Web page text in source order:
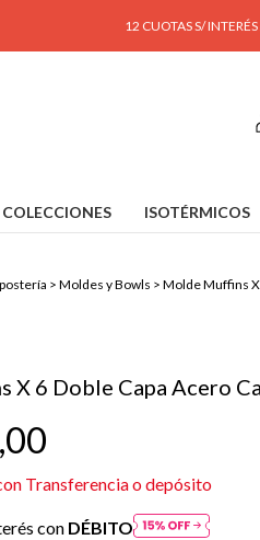
12 CUOTAS S/ INTERÉS A PARTIR
COLECCIONES ISOTÉRMICOS
> Moldes y Bowls > Molde Muffins X
X 6 Doble Capa Acero
Transferencia o depósito
con DÉBITO